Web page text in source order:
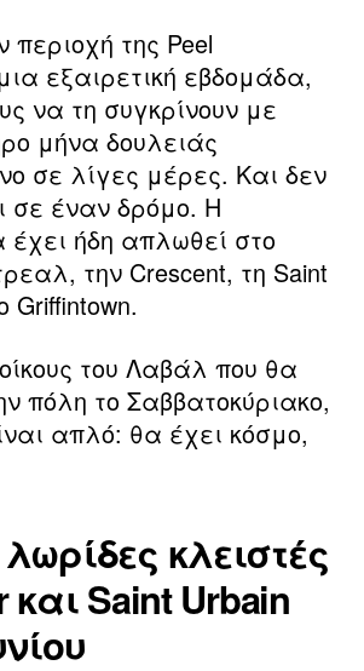
περιοχή της Peel
εξαιρετική εβδομάδα,
να τη συγκρίνουν με
μήνα δουλειάς
σε λίγες μέρες. Και δεν
σε έναν δρόμο. Η
ήδη απλωθεί στο
την Crescent, τη Saint
Griffintown.
του Λαβάλ που θα
πόλη το Σαββατοκύριακο,
απλό: θα έχει κόσμο,
κλειστές
και Saint Urbain